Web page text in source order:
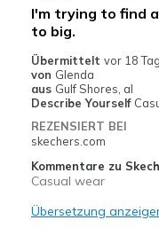
I'm trying to find
to big.
Übermittelt vor 18
von Glenda
aus Gulf Shores, al
Describe Yourself
REZENSIERT BEI
skechers.com
Kommentare zu
Casual wear
Übersetzung